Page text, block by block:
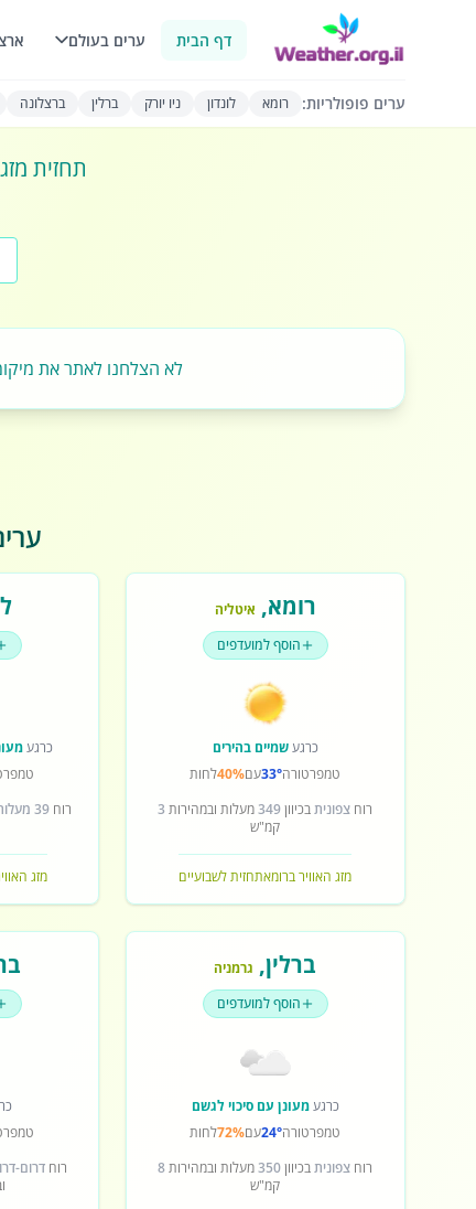
דף הבית ערים בעולם
ערים פופולריות: רומא לונדון ניו יורק ברלין ברצלונה
תחזית
לא הצלחנו לאתר את
רומא, איטליה
הוסף למועדפים
כרגעשמיים בהירים
טמפרטורה33°עם40%לחות
רוח צפוניתבכיוון349מעלות ובמהירות 3
קמ"ש
מזג האוויר ברומאתחזית לשבועיים
כרגע
רוח39 מעלות
מזג
ברלין, גרמניה
הוסף למועדפים
כרגעמעונן עם סיכוי לגשם
טמפרטורה24°עם72%לחות
רוח צפוניתבכיוון350מעלות ובמהירות8
קמ"ש
רוח דרום-